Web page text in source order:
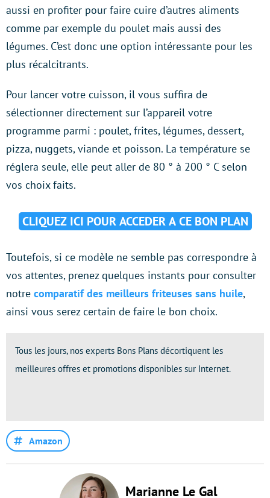
aussi en profiter pour faire cuire d’autres aliments
comme par exemple du poulet mais aussi des
légumes. C’est donc une option intéressante pour les
plus récalcitrants.
Pour lancer votre cuisson, il vous suffira de
sélectionner directement sur l’appareil votre
programme parmi : poulet, frites, légumes, dessert,
pizza, nuggets, viande et poisson. La température se
réglera seule, elle peut aller de 80 ° à 200 ° C selon
vos choix faits.
CLIQUEZ ICI POUR ACCEDER A CE BON PLAN
Toutefois, si ce modèle ne semble pas correspondre à
vos attentes, prenez quelques instants pour consulter
notre comparatif des meilleurs friteuses sans huile,
ainsi vous serez certain de faire le bon choix.
Tous les jours, nos experts Bons Plans décortiquent les
meilleures offres et promotions disponibles sur Internet.
Amazon
Marianne Le Gal